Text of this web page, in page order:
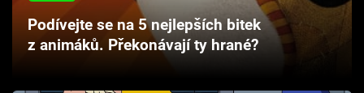
Pořady
Podívejte se na 5 nejlepších bitek
z animáků. Překonávají ty hrané?